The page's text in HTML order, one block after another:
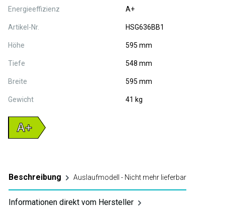
Energieeffizienz A+
Artikel-Nr. HSG636BB1
Höhe 595 mm
Tiefe 548 mm
Breite 595 mm
Gewicht 41 kg
A+
Beschreibung Auslaufmodell - Nicht mehr lieferbar
Informationen direkt vom Hersteller